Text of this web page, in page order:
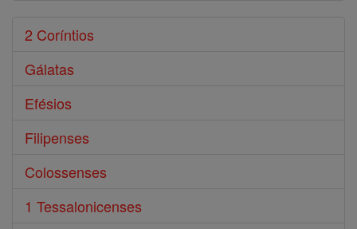
2 Coríntios
Gálatas
Efésios
Filipenses
Colossenses
1 Tessalonicenses